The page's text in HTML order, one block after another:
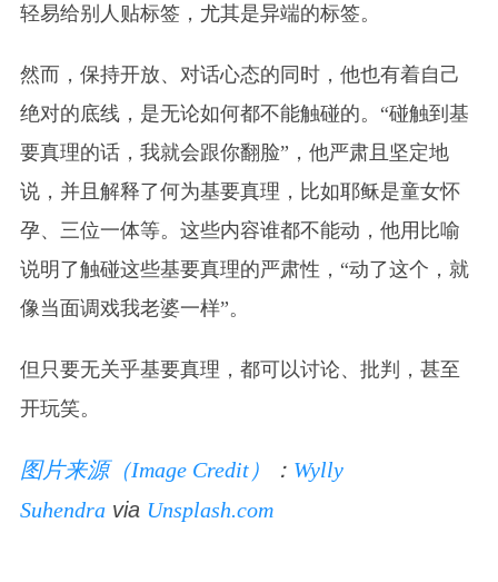
轻易给别人贴标签，尤其是异端的标签。
然而，保持开放、对话心态的同时，他也有着自己
绝对的底线，是无论如何都不能触碰的。“碰触到基
要真理的话，我就会跟你翻脸”，他严肃且坚定地
说，并且解释了何为基要真理，比如耶稣是童女怀
孕、三位一体等。这些内容谁都不能动，他用比喻
说明了触碰这些基要真理的严肃性，“动了这个，就
像当面调戏我老婆一样”。
但只要无关乎基要真理，都可以讨论、批判，甚至
开玩笑。
图片来源（Image Credit） ： Wylly
Suhendravia Unsplash.com